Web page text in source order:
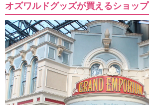
オズワルドグッズが買えるショップ